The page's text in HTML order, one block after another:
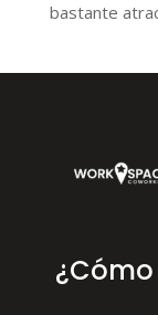
bastante